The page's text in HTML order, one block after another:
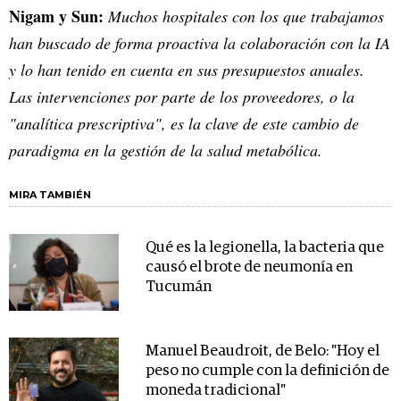
Nigam y Sun: Muchos hospitales con los que trabajamos
han buscado de forma proactiva la colaboración con la IA
y lo han tenido en cuenta en sus presupuestos anuales.
Las intervenciones por parte de los proveedores, o la
"analítica prescriptiva", es la clave de este cambio de
paradigma en la gestión de la salud metabólica.
MIRA TAMBIÉN
Qué es la legionella, la bacteria que
causó el brote de neumonía en
Tucumán
Manuel Beaudroit, de Belo: "Hoy el
peso no cumple con la definición de
moneda tradicional"